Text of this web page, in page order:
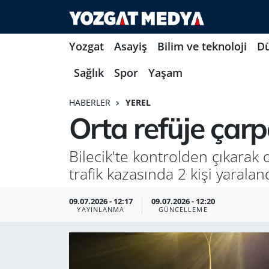
Yozgat Asayiş Bilim ve teknoloji
Sağlık
Spor Yaşam
HABERLER YEREL
Orta refüje
Bilecik'te kontrolden
trafik kazasında 2 kişi
09.07.2026 - 12:17
YAYINLANMA
09.07.2026 - 12:20
GÜNCELLEME